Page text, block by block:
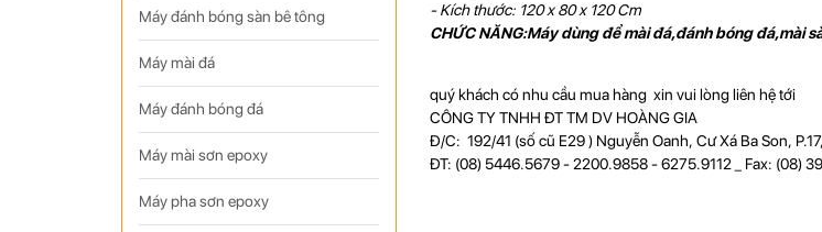
Máy đánh bóng sàn bê tông
Máy mài đá
Máy đánh bóng đá
Máy mài sơn epoxy
Máy pha sơn epoxy
- Kích thước: 120 x 80 x 120 Cm
CHỨC NĂNG:Máy dùng để mài đá,đánh bóng đá,mài
quý khách có nhu cầu mua hàng xin vui lòng liên hệ tới
CÔNG TY TNHH ĐT TM DV HOÀNG GIA
Đ/C: 192/41 (số cũ E29 ) Nguyễn Oanh, Cư Xá Ba Son,
ĐT: (08) 5446.5679 - 2200.9858 - 6275.9112 _ Fax: (08)